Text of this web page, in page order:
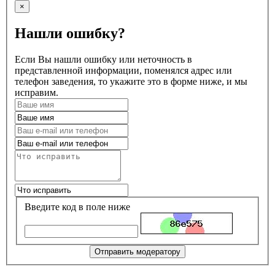
×
Нашли ошибку?
Если Вы нашли ошибку или неточность в
представленной информации, поменялся адрес или
телефон заведения, то укажите это в форме ниже, и мы
исправим.
Введите код в поле ниже
Отправить модератору